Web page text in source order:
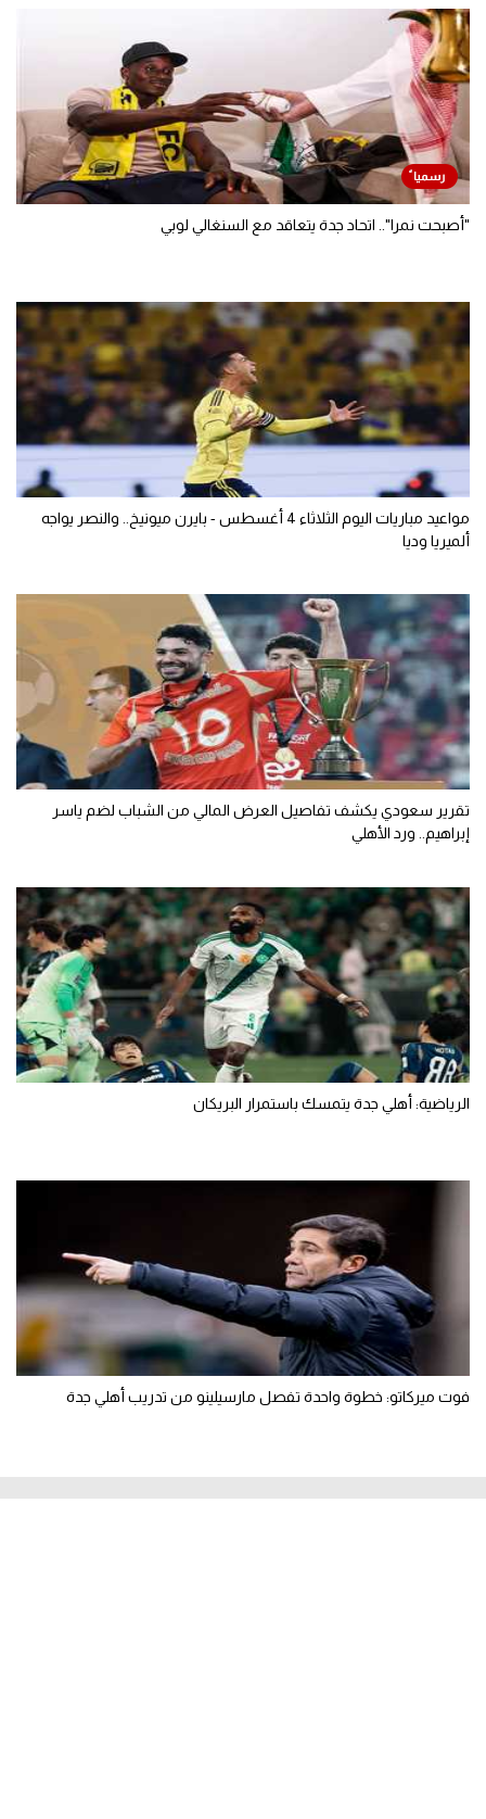
"أصبحت نمرا".. اتحاد جدة يتعاقد مع السنغالي لوبي
مواعيد مباريات اليوم الثلاثاء 4 أغسطس - بايرن ميونيخ.. والنصر يواجه
ألميريا وديا
تقرير سعودي يكشف تفاصيل العرض المالي من الشباب لضم ياسر
إبراهيم.. ورد الأهلي
الرياضية: أهلي جدة يتمسك باستمرار البريكان
فوت ميركاتو: خطوة واحدة تفصل مارسيلينو من تدريب أهلي جدة